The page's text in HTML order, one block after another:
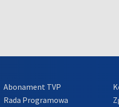
Abonament TVP
Rada Programowa